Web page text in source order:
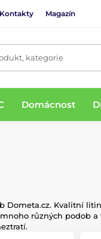
Kontakty Magazín
kategorie
Domácnost
Dometa.cz. Kvalitní
různých podob